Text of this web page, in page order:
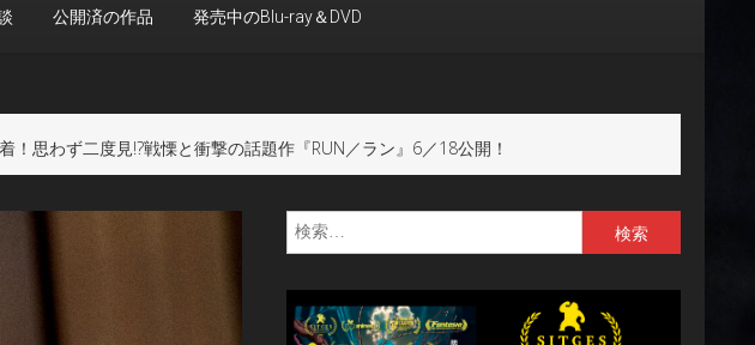
公開済の作品 発売中のBlu-ray＆DVD
思わず二度見!?戦慄と衝撃の話題作『RUN／ラン』6／18公開！
索: